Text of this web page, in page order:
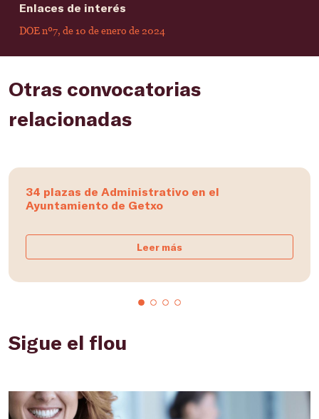
Enlaces de interés
DOE nº7, de 10 de enero de 2024
Otras convocatorias
relacionadas
34 plazas de Administrativo en el
Ayuntamiento de Getxo
Leer más
Sigue el flou